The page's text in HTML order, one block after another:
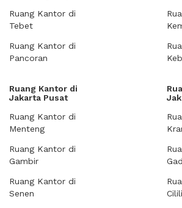
Ruang Kantor di
Tebet
Ruang Kantor di
Pancoran
Ruang Kantor di
Jakarta Pusat
Ruang Kantor di
Menteng
Ruang Kantor di
Gambir
Ruang Kantor di
Senen